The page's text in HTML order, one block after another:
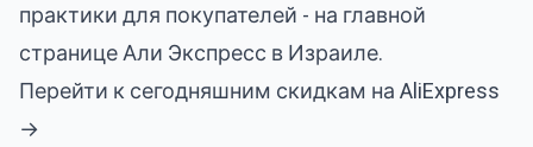
практики для покупателей - на главной
страницеАли Экспресс в Израиле.
Перейти к сегодняшним скидкам на AliExpress
→